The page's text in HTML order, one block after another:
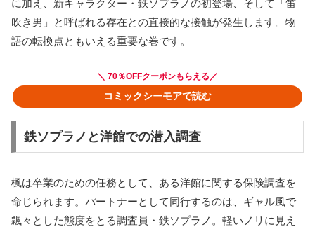
に加え、新キャラクター・鉄ソプラノの初登場、そして「笛
吹き男」と呼ばれる存在との直接的な接触が発生します。物
語の転換点ともいえる重要な巻です。
＼ 70％OFFクーポンもらえる／
コミックシーモアで読む
鉄ソプラノと洋館での潜入調査
楓は卒業のための任務として、ある洋館に関する保険調査を
命じられます。パートナーとして同行するのは、ギャル風で
飄々とした態度をとる調査員・鉄ソプラノ。軽いノリに見え